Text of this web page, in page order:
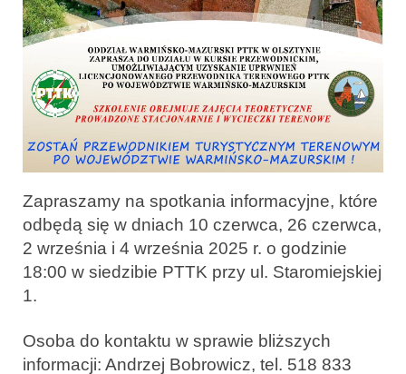
Zapraszamy na spotkania informacyjne, które
odbędą się w dniach 10 czerwca, 26 czerwca,
2 września i 4 września 2025 r. o godzinie
18:00 w siedzibie PTTK przy ul. Staromiejskiej
1.
Osoba do kontaktu w sprawie bliższych
informacji: Andrzej Bobrowicz, tel. 518 833